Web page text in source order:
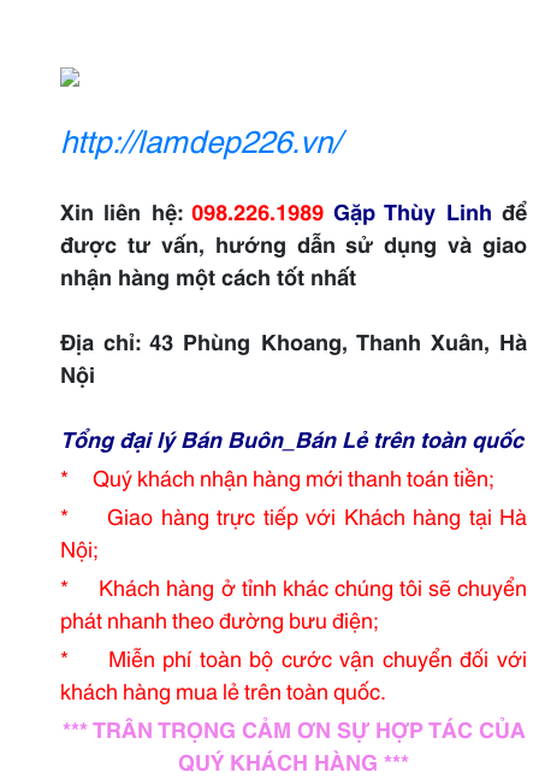
http://lamdep226.vn/
Xin liên hệ: 098.226.1989 Gặp Thùy Linh để
được tư vấn, hướng dẫn sử dụng và giao
nhận hàng một cách tốt nhất
Địa chỉ: 43 Phùng Khoang, Thanh Xuân, Hà
Nội
Tổng đại lý Bán Buôn_Bán Lẻ trên toàn quốc
* Quý khách nhận hàng mới thanh toán tiền;
* Giao hàng trực tiếp với Khách hàng tại Hà
Nội;
* Khách hàng ở tỉnh khác chúng tôi sẽ chuyển
phát nhanh theo đường bưu điện;
* Miễn phí toàn bộ cước vận chuyển đối với
khách hàng mua lẻ trên toàn quốc.
*** TRÂN TRỌNG CẢM ƠN SỰ HỢP TÁC CỦA
QUÝ KHÁCH HÀNG ***